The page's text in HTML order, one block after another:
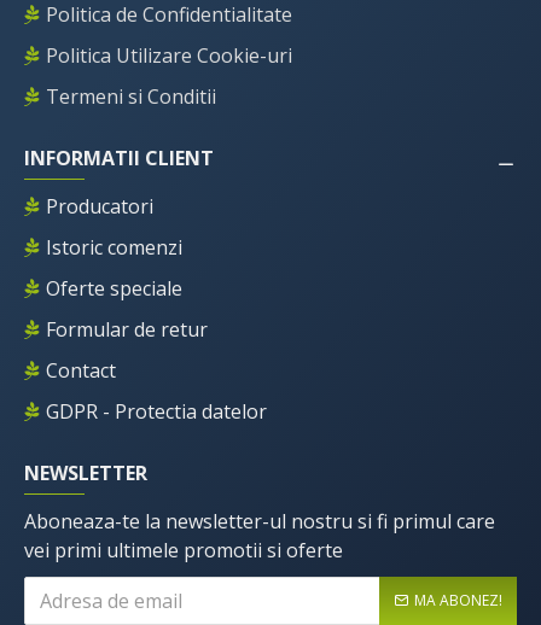
Politica de Confidentialitate
Politica Utilizare Cookie-uri
Termeni si Conditii
INFORMATII CLIENT
Producatori
Istoric comenzi
Oferte speciale
Formular de retur
Contact
GDPR - Protectia datelor
NEWSLETTER
Aboneaza-te la newsletter-ul nostru si fi primul care
vei primi ultimele promotii si oferte
MA ABONEZ!